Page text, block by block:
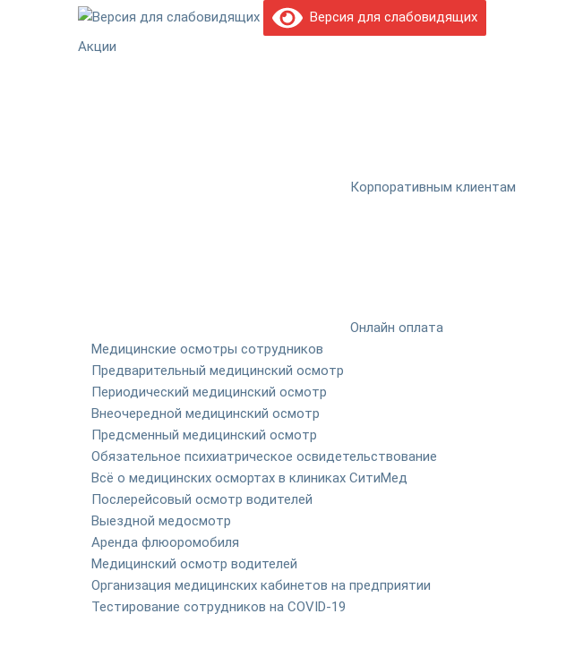
Версия для слабовидящих
Акции
Корпоративным клиентам
Онлайн оплата
Медицинские осмотры сотрудников
Предварительный медицинский осмотр
Периодический медицинский осмотр
Внеочередной медицинский осмотр
Предсменный медицинский осмотр
Обязательное психиатрическое освидетельствование
Всё о медицинских осмортах в клиниках СитиМед
Послерейсовый осмотр водителей
Выездной медосмотр
Аренда флюоромобиля
Медицинский осмотр водителей
Организация медицинских кабинетов на предприятии
Тестирование сотрудников на COVID-19